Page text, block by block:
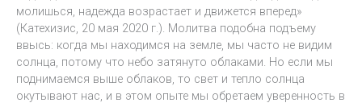
молишься, надежда возрастает и движется вперед»
(Катехизис, 20 мая 2020 г.). Молитва подобна подъему
ввысь: когда мы находимся на земле, мы часто не видим
солнца, потому что небо затянуто облаками. Но если мы
поднимаемся выше облаков, то свет и тепло солнца
окутывают нас, и в этом опыте мы обретаем уверенность в